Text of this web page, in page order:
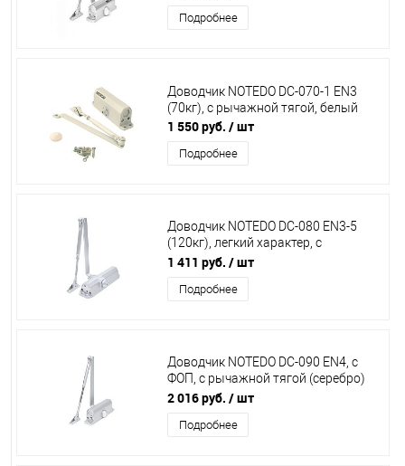
Подробнее
Доводчик NOTEDO DC-070-1 EN3
(70кг), с рычажной тягой, белый
1 550 руб. / шт
Подробнее
Доводчик NOTEDO DC-080 EN3-5
(120кг), легкий характер, с
рычажной тягой, белый
1 411 руб. / шт
Подробнее
Доводчик NOTEDO DC-090 EN4, с
ФОП, с рычажной тягой (серебро)
легкий характер***
2 016 руб. / шт
Подробнее